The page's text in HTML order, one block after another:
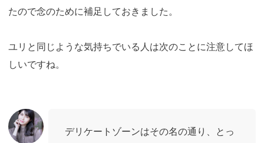
たので念のために補足しておきました。
ユリと同じような気持ちでいる人は次のことに注意してほ
しいですね。
デリケートゾーンはその名の通り、とっ